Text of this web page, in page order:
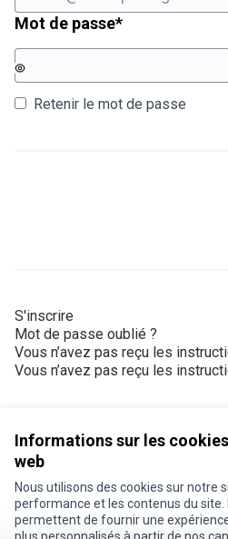
Informations sur les
web
Nous utilisons des cookies sur notre
performance et les contenus du site.
permettent de fournir une
Mot de passe*Champ
Retenir le mot de passe
S'inscrire
Mot de passe oublié ?
Vous n’avez pas reçu les
Vous n’avez pas reçu les
Conditions d'utilisation
Paramètres des cookies
Je participe ! sur X
Je participe ! sur Facebook
Je participe ! sur Instagram